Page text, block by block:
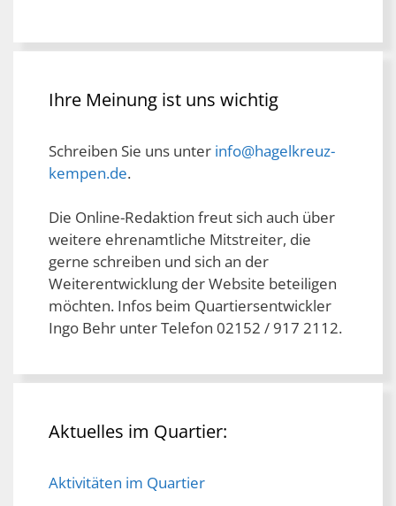
Ihre Meinung ist uns wichtig
Schreiben Sie uns unter info@hagelkreuz-
kempen.de.
Die Online-Redaktion freut sich auch über
weitere ehrenamtliche Mitstreiter, die
gerne schreiben und sich an der
Weiterentwicklung der Website beteiligen
möchten. Infos beim Quartiersentwickler
Ingo Behr unter Telefon 02152 / 917 2112.
Aktuelles im Quartier:
Aktivitäten im Quartier